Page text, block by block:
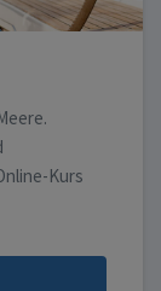
Kurs